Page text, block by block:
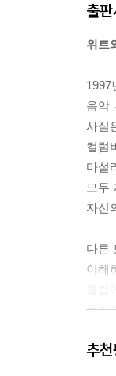
출
위트
음악
사실
컬럼
마설
모두
자신
다른
이해
등이
분위
추천